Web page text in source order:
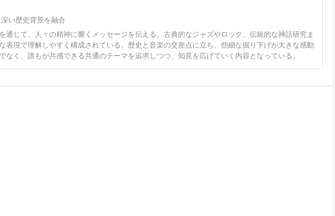
い歴史背景を融合
通じて、人々の精神に響くメッセージを伝える。古典的なジャズやロック、伝統的な神話研究ま
表現で理解しやすく構成されている。歴史と音楽の交差点に立ち、些細な掘り下げが大きな感動
なく、誰もが共感できる共通のテーマを追求しつつ、知見を広げていく内容となっている。